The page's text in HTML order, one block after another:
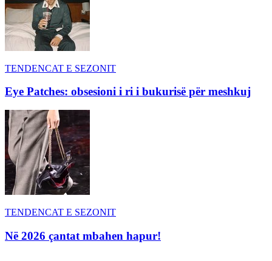
TENDENCAT E SEZONIT
Eye Patches: obsesioni i ri i bukurisë për meshkuj
TENDENCAT E SEZONIT
Në 2026 çantat mbahen hapur!